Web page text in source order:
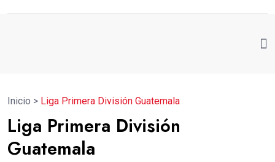
Inicio > Liga Primera División Guatemala
Liga Primera División
Guatemala